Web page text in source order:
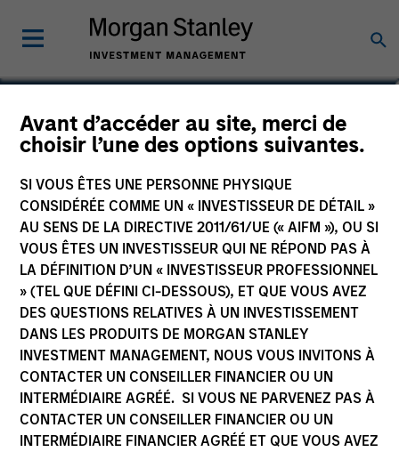
Avant d’accéder au site, merci de
choisir l’une des options suivantes.
SI VOUS ÊTES UNE PERSONNE PHYSIQUE
CONSIDÉRÉE COMME UN « INVESTISSEUR DE DÉTAIL »
AU SENS DE LA DIRECTIVE 2011/61/UE (« AIFM »), OU SI
VOUS ÊTES UN INVESTISSEUR QUI NE RÉPOND PAS À
LA DÉFINITION D’UN « INVESTISSEUR PROFESSIONNEL
» (TEL QUE DÉFINI CI-DESSOUS), ET QUE VOUS AVEZ
DES QUESTIONS RELATIVES À UN INVESTISSEMENT
DANS LES PRODUITS DE MORGAN STANLEY
INVESTMENT MANAGEMENT, NOUS VOUS INVITONS À
CONTACTER UN CONSEILLER FINANCIER OU UN
INTERMÉDIAIRE AGRÉÉ. SI VOUS NE PARVENEZ PAS À
CONTACTER UN CONSEILLER FINANCIER OU UN
INTERMÉDIAIRE FINANCIER AGRÉÉ ET QUE VOUS AVEZ
Utkarsh Sharma
Managing Director